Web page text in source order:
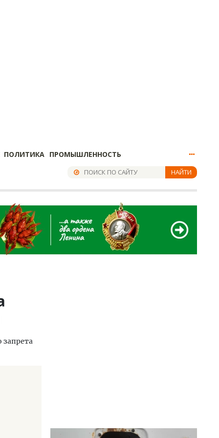
ПОЛИТИКА ПРОМЫШЛЕННОСТЬ
НАЙТИ
запрета